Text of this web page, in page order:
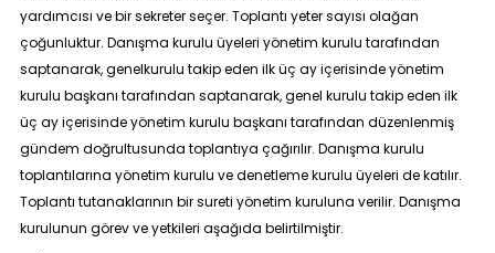
yardımcısı ve bir sekreter seçer. Toplantı yeter sayısı olağan
çoğunluktur. Danışma kurulu üyeleri yönetim kurulu tarafından
saptanarak, genelkurulu takip eden ilk üç ay içerisinde yönetim
kurulu başkanı tarafından saptanarak, genel kurulu takip eden ilk
üç ay içerisinde yönetim kurulu başkanı tarafından düzenlenmiş
gündem doğrultusunda toplantıya çağırılır. Danışma kurulu
toplantılarına yönetim kurulu ve denetleme kurulu üyeleri de katılır.
Toplantı tutanaklarının bir sureti yönetim kuruluna verilir. Danışma
kurulunun görev ve yetkileri aşağıda belirtilmiştir.